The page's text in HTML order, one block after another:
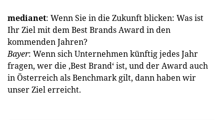
medianet: Wenn Sie in die Zukunft blicken: Was ist
Ihr Ziel mit dem Best Brands Award in den
kommenden Jahren?
Bayer: Wenn sich Unternehmen künftig jedes Jahr
fragen, wer die ‚Best Brand‘ ist, und der Award auch
in Österreich als Benchmark gilt, dann haben wir
unser Ziel erreicht.